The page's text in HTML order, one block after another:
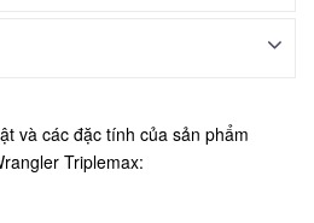
và các đặc tính của sản phẩm
Triplemax: